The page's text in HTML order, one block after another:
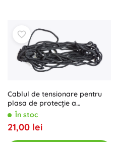
Cablul de tensionare pentru
plasa de protecție a
trambulinei Marimex 305 cm
În stoc
21,00 lei